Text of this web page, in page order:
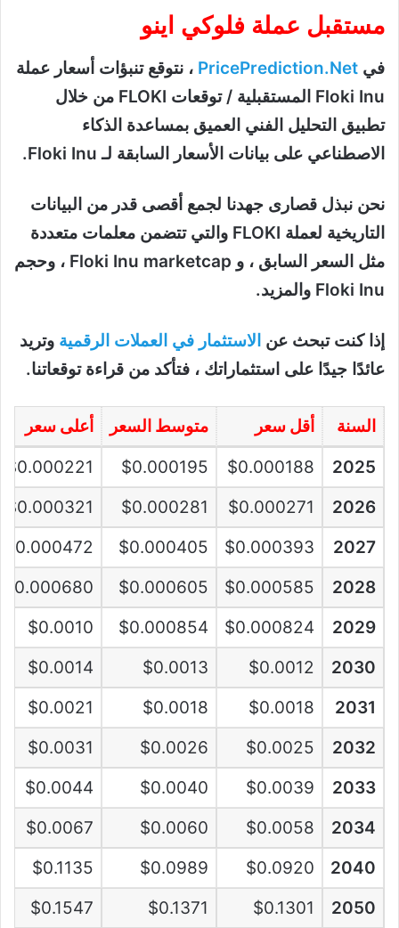
مستقبل عملة فلوكي اينو
في PricePrediction.Net ، نتوقع تنبؤات أسعار عملة
Floki Inu المستقبلية / توقعات FLOKI من خلال
تطبيق التحليل الفني العميق بمساعدة الذكاء
الاصطناعي على بيانات الأسعار السابقة لـ Floki Inu.
نحن نبذل قصارى جهدنا لجمع أقصى قدر من البيانات
التاريخية لعملة FLOKI والتي تتضمن معلمات متعددة
مثل السعر السابق ، و Floki Inu marketcap ، وحجم
Floki Inu والمزيد.
إذا كنت تبحث عن الاستثمار في العملات الرقمية وتريد
عائدًا جيدًا على استثماراتك ، فتأكد من قراءة توقعاتنا.
السنة أقل سعر متوسط السعر
أعلى سعر
2025
$0.000188
$0.000195
$0.000221
2026
$0.000271
$0.000281
$0.000321
2027
$0.000393
$0.000405
$0.000472
2028
$0.000585
$0.000605
$0.000680
2029
$0.000824
$0.000854
$0.0010
2030
$0.0012
$0.0013
$0.0014
2031
$0.0018
$0.0018
$0.0021
2032
$0.0025
$0.0026
$0.0031
2033
$0.0039
$0.0040
$0.0044
2034
$0.0058
$0.0060
$0.0067
2040
$0.0920
$0.0989
$0.1135
2050
$0.1301
$0.1371
$0.1547